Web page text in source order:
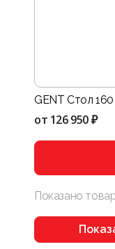
GENT Стол
от 126 950 ₽
Показано